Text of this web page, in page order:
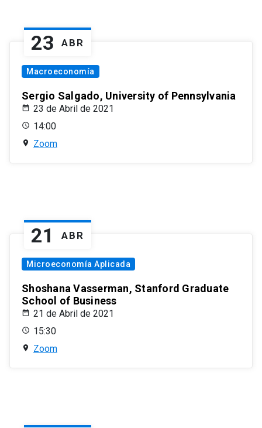
23 ABR
Macroeconomía
Sergio Salgado, University of Pennsylvania
23 de Abril de 2021
14:00
Zoom
21 ABR
Microeconomía Aplicada
Shoshana Vasserman, Stanford Graduate
School of Business
21 de Abril de 2021
15:30
Zoom